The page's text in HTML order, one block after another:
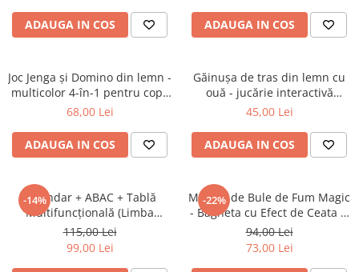
ADAUGA IN COS ADAUGA IN COS
Joc Jenga și Domino din lemn -
multicolor 4-în-1 pentru copii
3 ani+
68,00 Lei
ADAUGA IN COS
Găinuşa de tras din lemn cu
ouă - jucărie interactivă
pentru copii 3 ani+
45,00 Lei
ADAUGA IN COS
-14%
Calendar + ABAC + Tablă
Multifuncțională (Limba
Română)
115,00 Lei
99,00 Lei
-22%
Masina de Bule de Fum Magic
- Bagheta cu Efect de Ceata si
Lumina LED - Albastru
94,00 Lei
73,00 Lei